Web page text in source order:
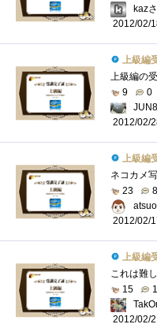
kaz
2012/02/
上級編受
9
0
2012/02/
上級編受
23
8
2012/02/
上級編受
15
1
2012/02/